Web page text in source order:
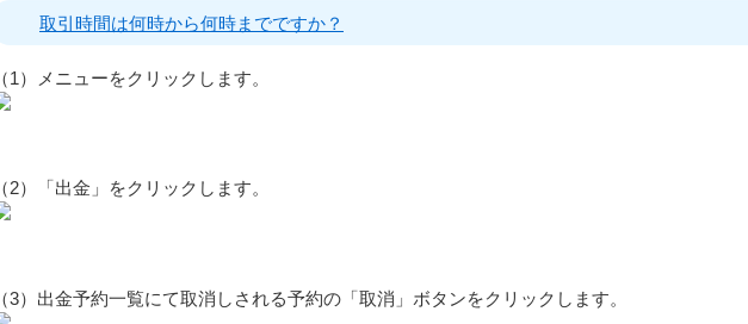
取引時間は何時から何時までですか？
（1）メニューをクリックします。
（2）「出金」をクリックします。
（3）出金予約一覧にて取消しされる予約の「取消」ボタンをクリックします。